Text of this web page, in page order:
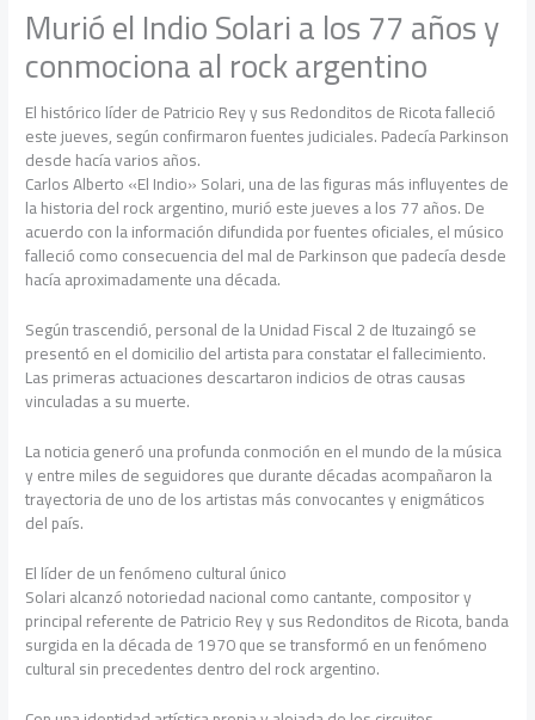
Murió el Indio Solari a los 77 años y
conmociona al rock argentino
El histórico líder de Patricio Rey y sus Redonditos de Ricota falleció
este jueves, según confirmaron fuentes judiciales. Padecía Parkinson
desde hacía varios años.
Carlos Alberto «El Indio» Solari, una de las figuras más influyentes de
la historia del rock argentino, murió este jueves a los 77 años. De
acuerdo con la información difundida por fuentes oficiales, el músico
falleció como consecuencia del mal de Parkinson que padecía desde
hacía aproximadamente una década.
Según trascendió, personal de la Unidad Fiscal 2 de Ituzaingó se
presentó en el domicilio del artista para constatar el fallecimiento.
Las primeras actuaciones descartaron indicios de otras causas
vinculadas a su muerte.
La noticia generó una profunda conmoción en el mundo de la música
y entre miles de seguidores que durante décadas acompañaron la
trayectoria de uno de los artistas más convocantes y enigmáticos
del país.
El líder de un fenómeno cultural único
Solari alcanzó notoriedad nacional como cantante, compositor y
principal referente de Patricio Rey y sus Redonditos de Ricota, banda
surgida en la década de 1970 que se transformó en un fenómeno
cultural sin precedentes dentro del rock argentino.